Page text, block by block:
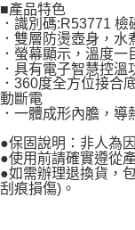
■產品特色
．識別碼:R53771
．雙層防燙壺身，
．螢幕顯示，溫度一
．具有電子智慧控
．360度全方位接合
動斷電
．一體成形內膽，導
●保固說明：非人為
●使用前請確實遵從
●如需辦理退換貨，
刮痕損傷)。